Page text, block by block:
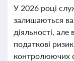
У 2026 році
залишаються
діяльності,
податкові
контролюючих